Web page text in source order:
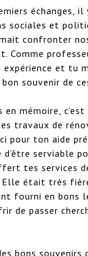
échanges, il
sociales et
confronter
Comme
et tu
souvenir de
en mémoire,
travaux de
pour ton aide
d’être serviable
tes services
était très
fourni en bons
de passer
bons